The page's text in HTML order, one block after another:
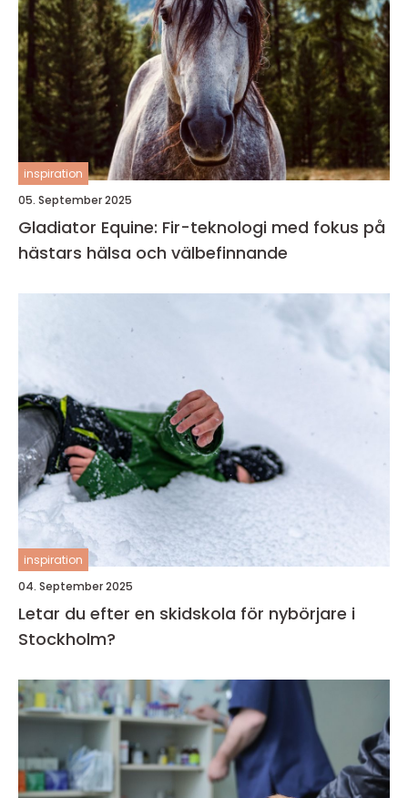
inspiration
05. September 2025
Gladiator Equine: Fir-teknologi med fokus på
hästars hälsa och välbefinnande
inspiration
04. September 2025
Letar du efter en skidskola för nybörjare i
Stockholm?